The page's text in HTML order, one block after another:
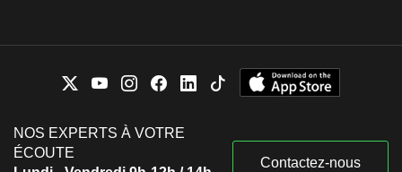
NOS EXPERTS À VOTRE
ÉCOUTE
Contactez-nous